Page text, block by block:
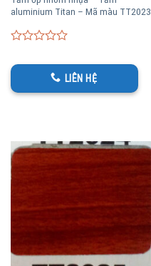
aluminium Titan – Mã màu TT2023
out
of
5
LIÊN HỆ